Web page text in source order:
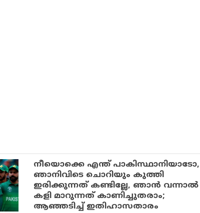
നീയൊക്കെ എന്ത് പാകിസ്ഥാനിയാടോ,
ഞാനിവിടെ ചൊറിയും കുത്തി
ഇരിക്കുന്നത് കണ്ടില്ലേ, ഞാന്‍ വന്നാല്‍
കളി മാറുന്നത് കാണിച്ചുതരാം;
ആഞ്ഞടിച്ച് ഇതിഹാസതാരം